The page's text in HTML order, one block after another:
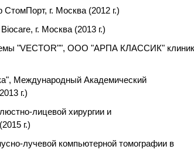
г. Москва (2012 г.)
г. Москва (2013 г.)
"VECTOR"", ООО "АРПА КЛАССИК"
Международный Академический
г.)
лицевой хирургии и
г.)
лучевой компьютерной томографии в